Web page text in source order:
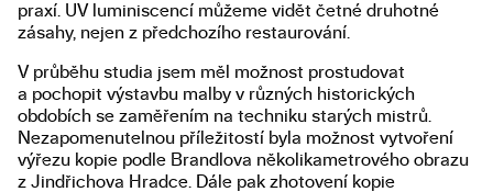
praxí. UV luminiscencí můžeme vidět četné druhotné
zásahy, nejen z předchozího restaurování.
V průběhu studia jsem měl možnost prostudovat
a pochopit výstavbu malby v různých historických
obdobích se zaměřením na techniku starých mistrů.
Nezapomenutelnou příležitostí byla možnost vytvoření
výřezu kopie podle Brandlova několikametrového obrazu
z Jindřichova Hradce. Dále pak zhotovení kopie